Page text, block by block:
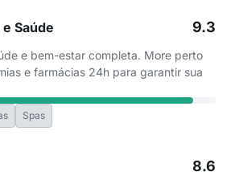
Saúde 9.3
e bem-estar completa. More perto
e farmácias 24h para garantir sua
Spas
8.6